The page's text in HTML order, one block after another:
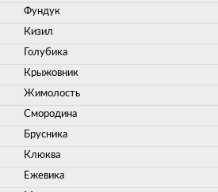
Фундук
Кизил
Голубика
Крыжовник
Жимолость
Смородина
Брусника
Клюква
Ежевика